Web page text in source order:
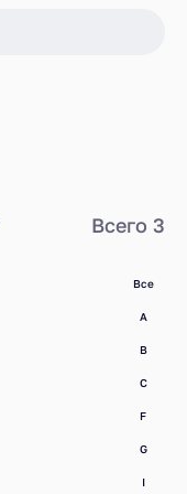
Всего 3
Все
A
B
C
F
G
I